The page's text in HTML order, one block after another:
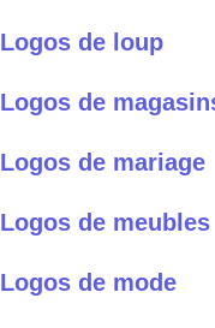
Logos de loup
Logos de
Logos de mariage
Logos de meubles
Logos de mode